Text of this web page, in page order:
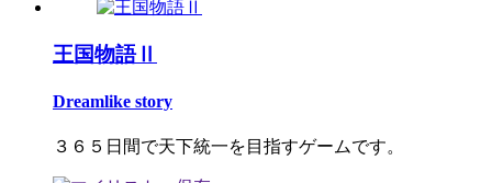
王国物語Ⅱ
Dreamlike story
３６５日間で天下統一を目指すゲームです。